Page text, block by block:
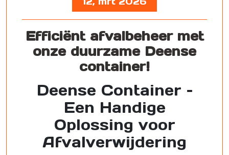
Efficiënt afvalbeheer met
onze duurzame Deense
container!
Deense Container –
Een Handige
Oplossing voor
Afvalverwijdering